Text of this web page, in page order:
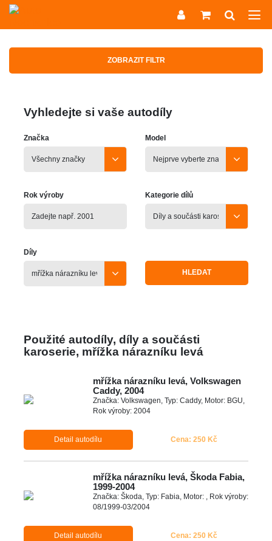
ZOBRAZIT FILTR
Vyhledejte si vaše autodíly
Značka Model
Rok výroby Kategorie dílů
Díly
HLEDAT
Použité autodíly, díly a součásti
karoserie, mřížka nárazníku levá
mřížka nárazníku levá, Volkswagen
Caddy, 2004
Značka: Volkswagen, Typ: Caddy, Motor: BGU,
Rok výroby: 2004
Detail autodílu Cena: 250 Kč
mřížka nárazníku levá, Škoda Fabia,
1999-2004
Značka: Škoda, Typ: Fabia, Motor: , Rok výroby:
08/1999-03/2004
Detail autodílu Cena: 250 Kč